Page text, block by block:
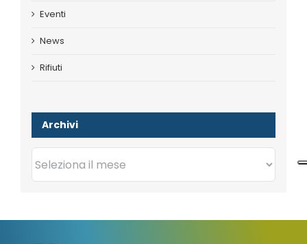
Eventi
News
Rifiuti
Archivi